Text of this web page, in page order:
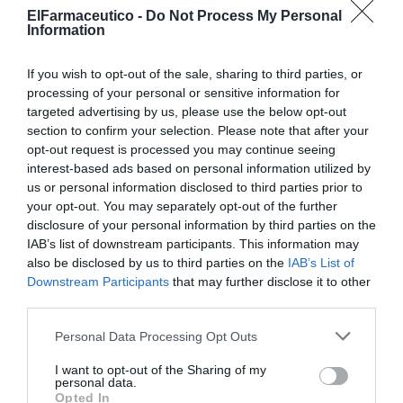
ElFarmaceutico - Do Not Process My Personal
Information
If you wish to opt-out of the sale, sharing to third parties, or
processing of your personal or sensitive information for
targeted advertising by us, please use the below opt-out
section to confirm your selection. Please note that after your
opt-out request is processed you may continue seeing
interest-based ads based on personal information utilized by
us or personal information disclosed to third parties prior to
your opt-out. You may separately opt-out of the further
disclosure of your personal information by third parties on the
IAB’s list of downstream participants. This information may
also be disclosed by us to third parties on the IAB’s List of
Downstream Participants that may further disclose it to other
Personal Data Processing Opt Outs
I want to opt-out of the Sharing of my
personal data.
Opted In
Cada vez hay menos fabricantes de todo y si baja la
oferta se encarecen los precios de todo: los
concentra en pocas manos y a menor oferta mayores
precios. Debemos incidir en el control del listado de
medicamentos disponibles e incentivar la industria
nacional».
Rodolfo Ríos, jefe del servicio de Ordenación
Farmacéutica de Canarias, señaló que «la formulación
magistral es una alternativa válida en casos concretos,
pero el problema de la falta de medicamentos es un
problema de toda Europa. Desde la COVID nos hemos
dado cuenta de que tenemos una dependencia severa
de China e India, en todos los ámbitos». Abundó en la
puntual de un medicamento, sino cuando la cantidad
de un producto en el mercado no es suficiente para la